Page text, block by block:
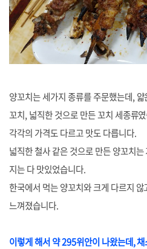
양꼬치는 세가지 종류를 주문했는데,
꼬치, 넓직한 것으로 만든 꼬치 세종류
각각의 가격도 다르고 맛도 다릅니다.
넓직한 철사 같은 것으로 만든 양꼬치
지는 다 맛있었습니다.
한국에서 먹는 양꼬치와 크게 다르지
느껴졌습니다.
이렇게 해서 약 295위안이나왔는데,